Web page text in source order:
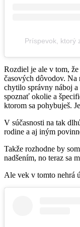
Príspevok, ktorý
Rozdiel je ale v tom,
časových dôvodov. Na
chytilo správny náboj a
spoznať okolie a
ktorom sa pohybuješ.
V súčasnosti na tak
rodine a aj iným
Takže rozhodne by
nadšením, no teraz sa
Ale vek v tomto nehrá